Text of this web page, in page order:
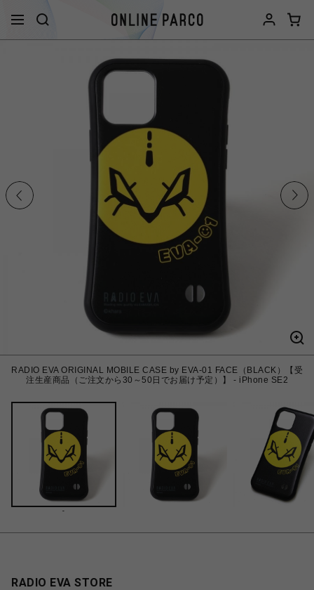
RADIO EVA ORIGINAL MOBILE CASE by EVA-01 FACE（BLACK）【受
注生産商品（ご注文から30～50日でお届け予定）】 - iPhone SE2
-
RADIO EVA STORE